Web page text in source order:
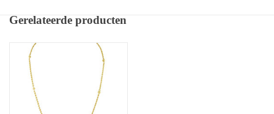
Gerelateerde producten